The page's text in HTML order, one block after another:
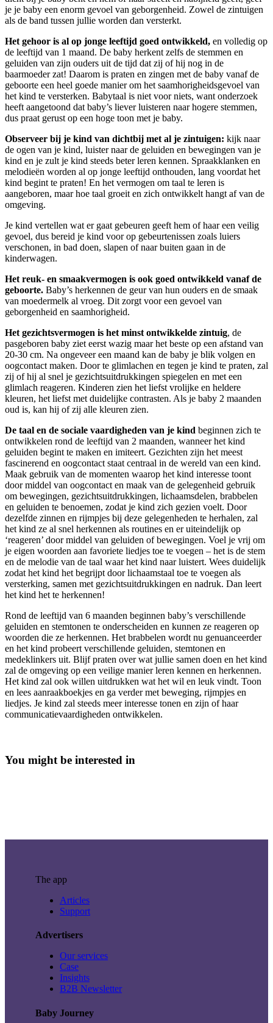
je je baby een enorm gevoel van geborgenheid. Zowel de zintuigen
als de band tussen jullie worden dan versterkt.
Het gehoor is al op jonge leeftijd goed ontwikkeld, en volledig op
de leeftijd van 1 maand. De baby herkent zelfs de stemmen en
geluiden van zijn ouders uit de tijd dat zij of hij nog in de
baarmoeder zat! Daarom is praten en zingen met de baby vanaf de
geboorte een heel goede manier om het saamhorigheidsgevoel van
het kind te versterken. Babytaal is niet voor niets, want onderzoek
heeft aangetoond dat baby’s liever luisteren naar hogere stemmen,
dus praat gerust op een hoge toon met je baby.
Observeer bij je kind van dichtbij met al je zintuigen: kijk naar
de ogen van je kind, luister naar de geluiden en bewegingen van je
kind en je zult je kind steeds beter leren kennen. Spraakklanken en
melodieën worden al op jonge leeftijd onthouden, lang voordat het
kind begint te praten! En het vermogen om taal te leren is
aangeboren, maar hoe taal groeit en zich ontwikkelt hangt af van de
omgeving.
Je kind vertellen wat er gaat gebeuren geeft hem of haar een veilig
gevoel, dus bereid je kind voor op gebeurtenissen zoals luiers
verschonen, in bad doen, slapen of naar buiten gaan in de
kinderwagen.
Het reuk- en smaakvermogen is ook goed ontwikkeld vanaf de
geboorte. Baby’s herkennen de geur van hun ouders en de smaak
van moedermelk al vroeg. Dit zorgt voor een gevoel van
geborgenheid en saamhorigheid.
Het gezichtsvermogen is het minst ontwikkelde zintuig, de
pasgeboren baby ziet eerst wazig maar het beste op een afstand van
20-30 cm. Na ongeveer een maand kan de baby je blik volgen en
oogcontact maken. Door te glimlachen en tegen je kind te praten, zal
zij of hij al snel je gezichtsuitdrukkingen spiegelen en met een
glimlach reageren. Kinderen zien het liefst vrolijke en heldere
kleuren, het liefst met duidelijke contrasten. Als je baby 2 maanden
oud is, kan hij of zij alle kleuren zien.
De taal en de sociale vaardigheden van je kind beginnen zich te
ontwikkelen rond de leeftijd van 2 maanden, wanneer het kind
geluiden begint te maken en imiteert. Gezichten zijn het meest
fascinerend en oogcontact staat centraal in de wereld van een kind.
Maak gebruik van de momenten waarop het kind interesse toont
door middel van oogcontact en maak van de gelegenheid gebruik
om bewegingen, gezichtsuitdrukkingen, lichaamsdelen, brabbelen
en geluiden te benoemen, zodat je kind zich gezien voelt. Door
dezelfde zinnen en rijmpjes bij deze gelegenheden te herhalen, zal
het kind ze al snel herkennen als routines en er uiteindelijk op
‘reageren’ door middel van geluiden of bewegingen. Voel je vrij om
je eigen woorden aan favoriete liedjes toe te voegen – het is de stem
en de melodie van de taal waar het kind naar luistert. Wees duidelijk
zodat het kind het begrijpt door lichaamstaal toe te voegen als
versterking, samen met gezichtsuitdrukkingen en nadruk. Dan leert
het kind het te herkennen!
Rond de leeftijd van 6 maanden beginnen baby’s verschillende
geluiden en stemtonen te onderscheiden en kunnen ze reageren op
woorden die ze herkennen. Het brabbelen wordt nu genuanceerder
en het kind probeert verschillende geluiden, stemtonen en
medeklinkers uit. Blijf praten over wat jullie samen doen en het kind
zal de omgeving op een veilige manier leren kennen en herkennen.
Het kind zal ook willen uitdrukken wat het wil en leuk vindt. Toon
en lees aanraakboekjes en ga verder met beweging, rijmpjes en
liedjes. Je kind zal steeds meer interesse tonen en zijn of haar
communicatievaardigheden ontwikkelen.
You might be interested in
The app
Articles
Support
Advertisers
Our services
Case
Insights
B2B Newsletter
Baby Journey